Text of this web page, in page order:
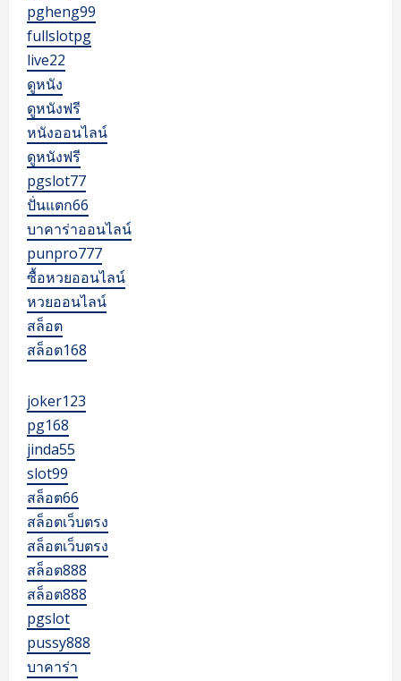
pgheng99
fullslotpg
live22
ดูหนัง
ดูหนังฟรี
หนังออนไลน์
ดูหนังฟรี
pgslot77
ปั่นแตก66
บาคาร่าออนไลน์
punpro777
ซื้อหวยออนไลน์
หวยออนไลน์
สล็อต
สล็อต168
joker123
pg168
jinda55
slot99
สล็อต66
สล็อตเว็บตรง
สล็อตเว็บตรง
สล็อต888
สล็อต888
pgslot
pussy888
บาคาร่า